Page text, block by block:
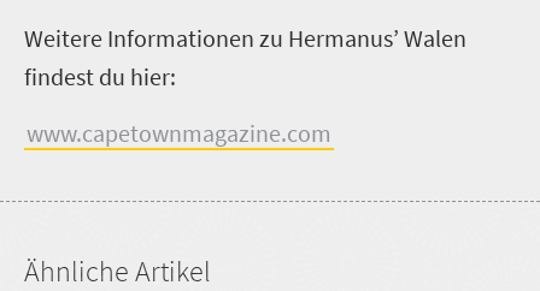
Weitere Informationen zu Hermanus’ Walen
findest du hier:
www.capetownmagazine.com
Ähnliche Artikel